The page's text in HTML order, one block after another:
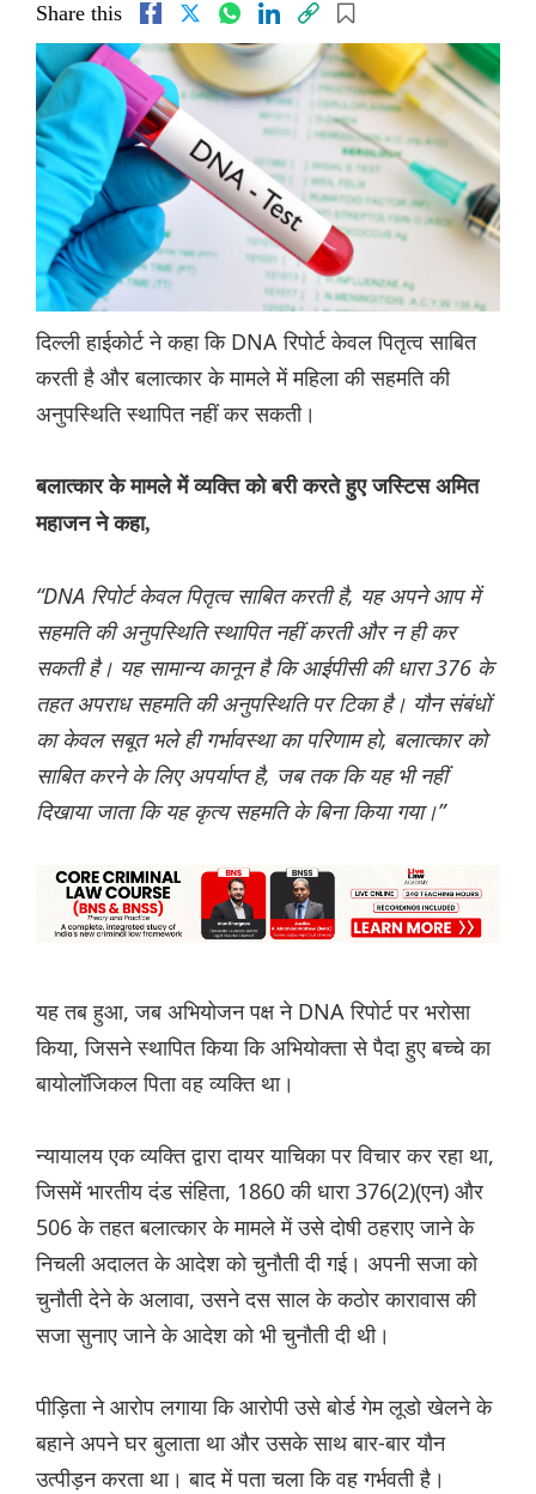
Share this
दिल्ली हाईकोर्ट ने कहा कि DNA रिपोर्ट केवल पितृत्व साबित
करती है और बलात्कार के मामले में महिला की सहमति की
अनुपस्थिति स्थापित नहीं कर सकती।
बलात्कार के मामले में व्यक्ति को बरी करते हुए जस्टिस अमित
महाजन ने कहा,
“DNA रिपोर्ट केवल पितृत्व साबित करती है, यह अपने आप में
सहमति की अनुपस्थिति स्थापित नहीं करती और न ही कर
सकती है। यह सामान्य कानून है कि आईपीसी की धारा 376 के
तहत अपराध सहमति की अनुपस्थिति पर टिका है। यौन संबंधों
का केवल सबूत भले ही गर्भावस्था का परिणाम हो, बलात्कार को
साबित करने के लिए अपर्याप्त है, जब तक कि यह भी नहीं
दिखाया जाता कि यह कृत्य सहमति के बिना किया गया।”
यह तब हुआ, जब अभियोजन पक्ष ने DNA रिपोर्ट पर भरोसा
किया, जिसने स्थापित किया कि अभियोक्ता से पैदा हुए बच्चे का
बायोलॉजिकल पिता वह व्यक्ति था।
न्यायालय एक व्यक्ति द्वारा दायर याचिका पर विचार कर रहा था,
जिसमें भारतीय दंड संहिता, 1860 की धारा 376(2)(एन) और
506 के तहत बलात्कार के मामले में उसे दोषी ठहराए जाने के
निचली अदालत के आदेश को चुनौती दी गई। अपनी सजा को
चुनौती देने के अलावा, उसने दस साल के कठोर कारावास की
सजा सुनाए जाने के आदेश को भी चुनौती दी थी।
पीड़िता ने आरोप लगाया कि आरोपी उसे बोर्ड गेम लूडो खेलने के
बहाने अपने घर बुलाता था और उसके साथ बार-बार यौन
उत्पीड़न करता था। बाद में पता चला कि वह गर्भवती है।